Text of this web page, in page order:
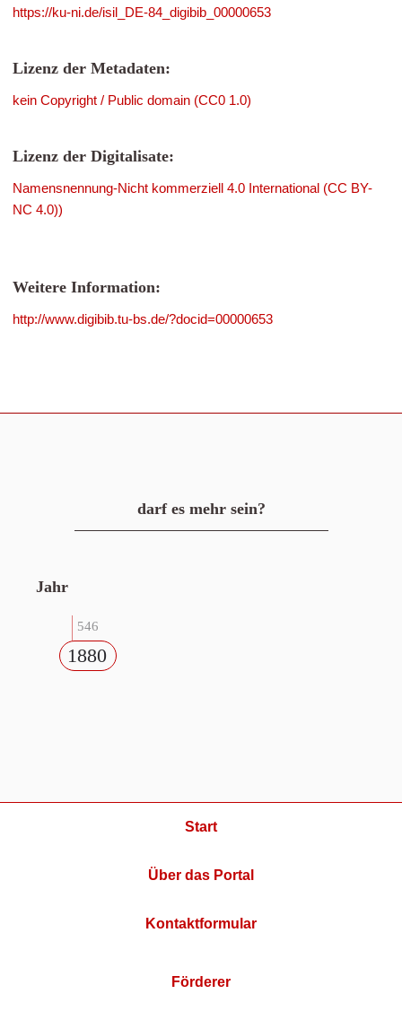
https://ku-ni.de/isil_DE-84_digibib_00000653
Lizenz der Metadaten:
kein Copyright / Public domain (CC0 1.0)
Lizenz der Digitalisate:
Namensnennung-Nicht kommerziell 4.0 International (CC BY-
NC 4.0))
Weitere Information:
http://www.digibib.tu-bs.de/?docid=00000653
darf es mehr sein?
Jahr
546
1880
Start
Über das Portal
Kontaktformular
Förderer